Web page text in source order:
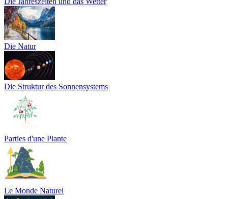
Die Natur
Die Struktur des Sonnensystems
Parties d'une Plante
Le Monde Naturel